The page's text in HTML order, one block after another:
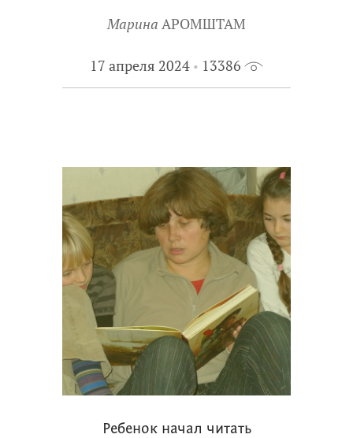
Марина АРОМШТАМ
17 апреля 2024 13386
Ребенок начал читать